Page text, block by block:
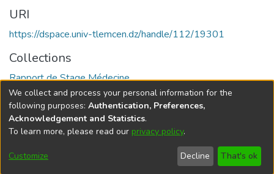
URI
https://dspace.univ-tlemcen.dz/handle/112/19301
Collections
Rapport de Stage Médecine
Full item page
DSpace softwarecopyright © 2002-2026
Cookie
End User
Agreement
Send
Feedback
We collect and process your personal information for the
following purposes: Authentication, Preferences,
Acknowledgement and Statistics.
To learn more, please read our privacy policy.
Customize Decline That's ok